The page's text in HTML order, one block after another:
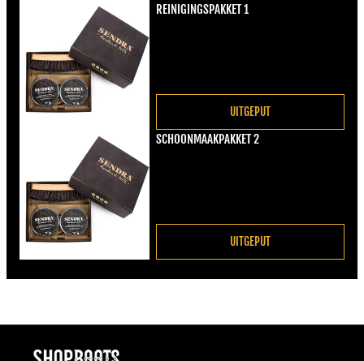
REINIGINGSPAKKET 1
UITGEPUT
SCHOONMAAKPAKKET 2
UITGEPUT